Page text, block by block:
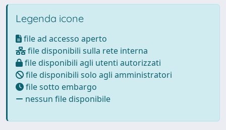
Legenda icone
file ad accesso aperto
file disponibili sulla rete interna
file disponibili agli utenti autorizzati
file disponibili solo agli amministratori
file sotto embargo
nessun file disponibile